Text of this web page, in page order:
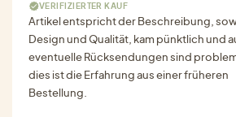
VERIFIZIERTER KAUF
Artikel entspricht der Beschreibung,
Design und Qualität, kam pünktlich und
eventuelle Rücksendungen sind
dies ist die Erfahrung aus einer früheren
Bestellung.